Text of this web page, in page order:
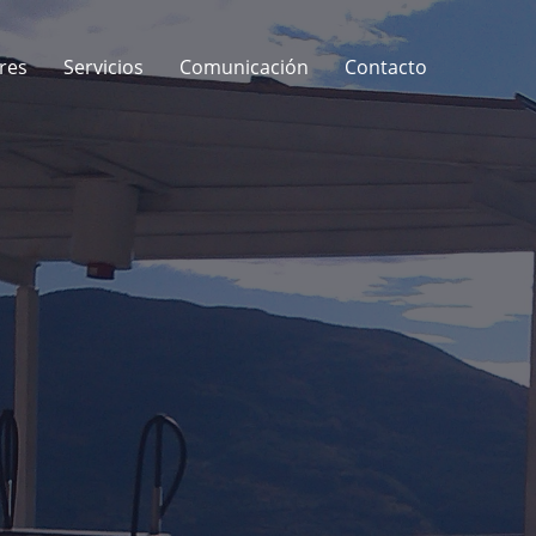
Servicios Comunicación Contacto